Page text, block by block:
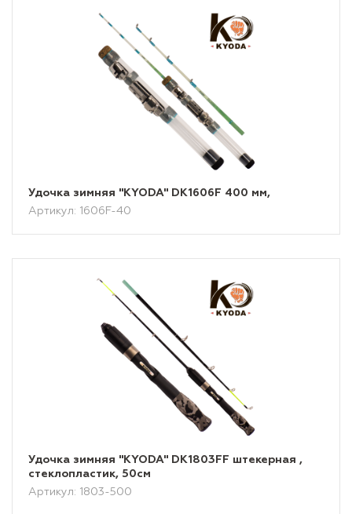
Удочка зимняя "KYODA" DK1606F 400 мм,
Артикул: 1606F-40
Удочка зимняя "KYODA" DK1803FF штекерная ,
стеклопластик, 50см
Артикул: 1803-500